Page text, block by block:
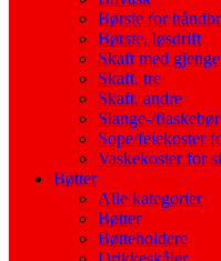
Børste for
Børste, løsdrift
Skaft med
Skaft, tre
Skaft, andre
Slange-/
Sope/feiekoster
Vaskekoster for
Bøtter
Alle kategorier
Bøtter
Bøtteholdere